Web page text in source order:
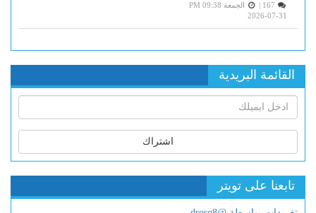
الجمعة PM 09:38
2026-07-31
القائمة البريدية
اشتراك
تابعنا على تويتر